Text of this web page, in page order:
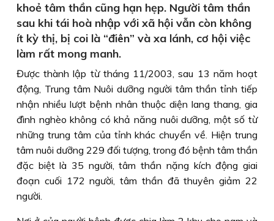
khoẻ tâm thần cũng hạn hẹp. Người tâm thần
sau khi tái hoà nhập với xã hội vẫn còn không
ít kỳ thị, bị coi là “điên” và xa lánh, cơ hội việc
làm rất mong manh.
Được thành lập từ tháng 11/2003, sau 13 năm hoạt
động, Trung tâm Nuôi dưỡng người tâm thần tỉnh tiếp
nhận nhiều lượt bệnh nhân thuộc diện lang thang, gia
đình nghèo không có khả năng nuôi dưỡng, một số từ
những trung tâm của tỉnh khác chuyển về. Hiện trung
tâm nuôi dưỡng 229 đối tượng, trong đó bệnh tâm thần
đặc biệt là 35 người, tâm thần nặng kích động giai
đoạn cuối 172 người, tâm thần đã thuyên giảm 22
người.